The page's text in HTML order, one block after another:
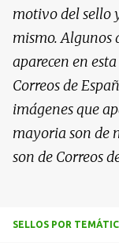
motivo del sello
mismo. Algunos
aparecen en
Correos de
imágenes que
mayoria son de
son de Correos
SELLOS POR